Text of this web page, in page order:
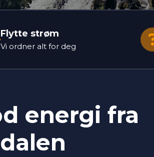
Flytte strøm
Vi ordner alt for deg
energi fra